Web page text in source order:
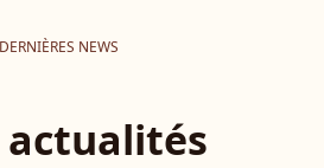
DERNIÈRES NEWS
actualités